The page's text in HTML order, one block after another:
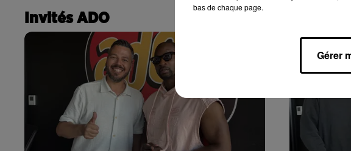
Invités ADO
bas de chaque page.
Gérer